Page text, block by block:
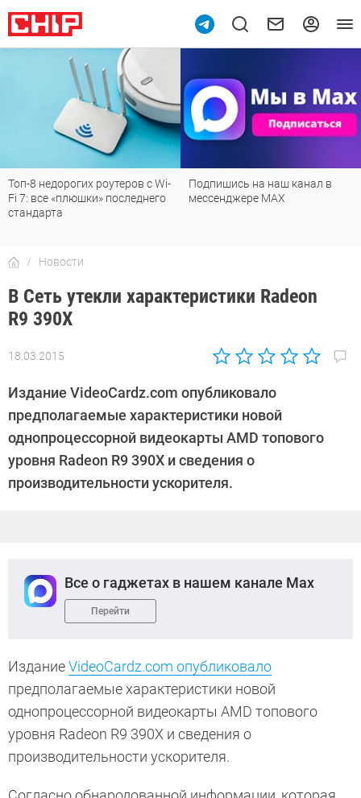
Топ-8 недорогих роутеров с Wi-
Fi 7: все «плюшки» последнего
стандарта
Подпишись на наш канал в
мессенджере МАХ
Новости
В Сеть утекли характеристики Radeon
R9 390X
18.03.2015
Автор:
Издание VideoCardz.com опубликовало
предполагаемые характеристики новой
однопроцессорной видеокарты AMD топового
уровня Radeon R9 390X и сведения о
производительности ускорителя.
Все о гаджетах в нашем канале Max
Перейти
ИзданиеVideoCardz.com опубликовало
предполагаемые характеристики новой
однопроцессорной видеокарты AMD топового
уровня Radeon R9 390X и сведения о
производительности ускорителя.